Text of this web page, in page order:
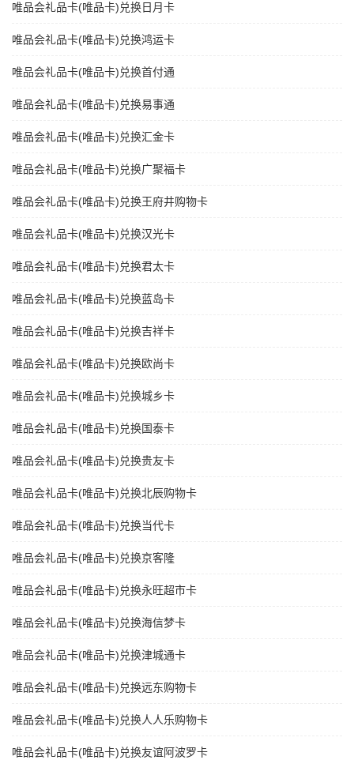
唯品会礼品卡(唯品卡)兑换日月卡
唯品会礼品卡(唯品卡)兑换鸿运卡
唯品会礼品卡(唯品卡)兑换首付通
唯品会礼品卡(唯品卡)兑换易事通
唯品会礼品卡(唯品卡)兑换汇金卡
唯品会礼品卡(唯品卡)兑换广聚福卡
唯品会礼品卡(唯品卡)兑换王府井购物卡
唯品会礼品卡(唯品卡)兑换汉光卡
唯品会礼品卡(唯品卡)兑换君太卡
唯品会礼品卡(唯品卡)兑换蓝岛卡
唯品会礼品卡(唯品卡)兑换吉祥卡
唯品会礼品卡(唯品卡)兑换欧尚卡
唯品会礼品卡(唯品卡)兑换城乡卡
唯品会礼品卡(唯品卡)兑换国泰卡
唯品会礼品卡(唯品卡)兑换贵友卡
唯品会礼品卡(唯品卡)兑换北辰购物卡
唯品会礼品卡(唯品卡)兑换当代卡
唯品会礼品卡(唯品卡)兑换京客隆
唯品会礼品卡(唯品卡)兑换永旺超市卡
唯品会礼品卡(唯品卡)兑换海信梦卡
唯品会礼品卡(唯品卡)兑换津城通卡
唯品会礼品卡(唯品卡)兑换远东购物卡
唯品会礼品卡(唯品卡)兑换人人乐购物卡
唯品会礼品卡(唯品卡)兑换友谊阿波罗卡